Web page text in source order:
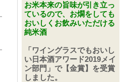
お米本来の旨味が引き立っ
ているので、お燗をしても
おいしくお飲みいただける
純米酒
「ワイングラスでもおいし
い日本酒アワード2019メイ
ン部門」で【金賞】を受賞
しました。